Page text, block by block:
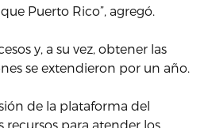
Puerto Rico”, agregó.
y, a su vez, obtener las
se extendieron por un año.
de la plataforma del
recursos para atender los